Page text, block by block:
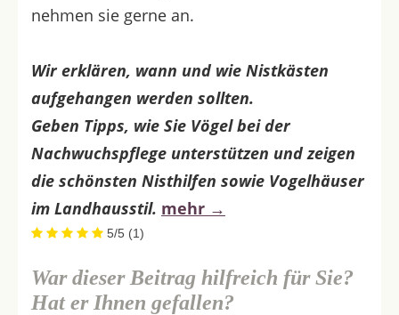
nehmen sie gerne an.
Wir erklären, wann und wie Nistkästen
aufgehangen werden sollten.
Geben Tipps, wie Sie Vögel bei der
Nachwuchspflege unterstützen und zeigen
die schönsten Nisthilfen sowie Vogelhäuser
im Landhausstil. mehr →
5/5 (1)
War dieser Beitrag hilfreich für Sie?
Hat er Ihnen gefallen?